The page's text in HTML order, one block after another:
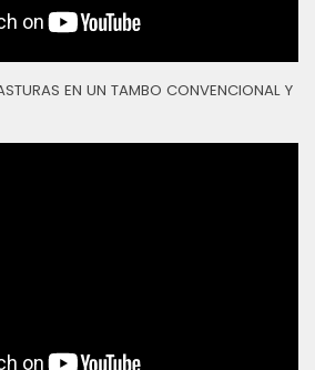
EN UN TAMBO CONVENCIONAL Y